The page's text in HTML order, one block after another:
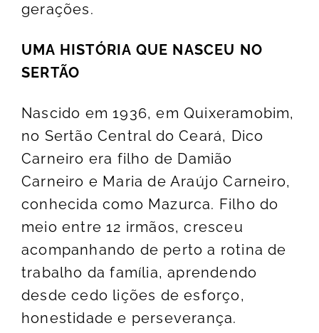
gerações.
UMA HISTÓRIA QUE NASCEU NO
SERTÃO
Nascido em 1936, em Quixeramobim,
no Sertão Central do Ceará, Dico
Carneiro era filho de Damião
Carneiro e Maria de Araújo Carneiro,
conhecida como Mazurca. Filho do
meio entre 12 irmãos, cresceu
acompanhando de perto a rotina de
trabalho da família, aprendendo
desde cedo lições de esforço,
honestidade e perseverança.